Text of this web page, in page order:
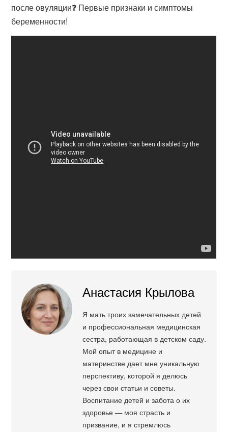
после овуляции❓ Первые признаки и симптомы
беременности!
Анастасия Крылова
Я мать троих замечательных детей
и профессиональная медицинская
сестра, работающая в детском саду.
Мой опыт в медицине и
материнстве дает мне уникальную
перспективу, которой я делюсь
через свои статьи и советы.
Воспитание детей и забота о их
здоровье — моя страсть и
призвание, и я стремлюсь